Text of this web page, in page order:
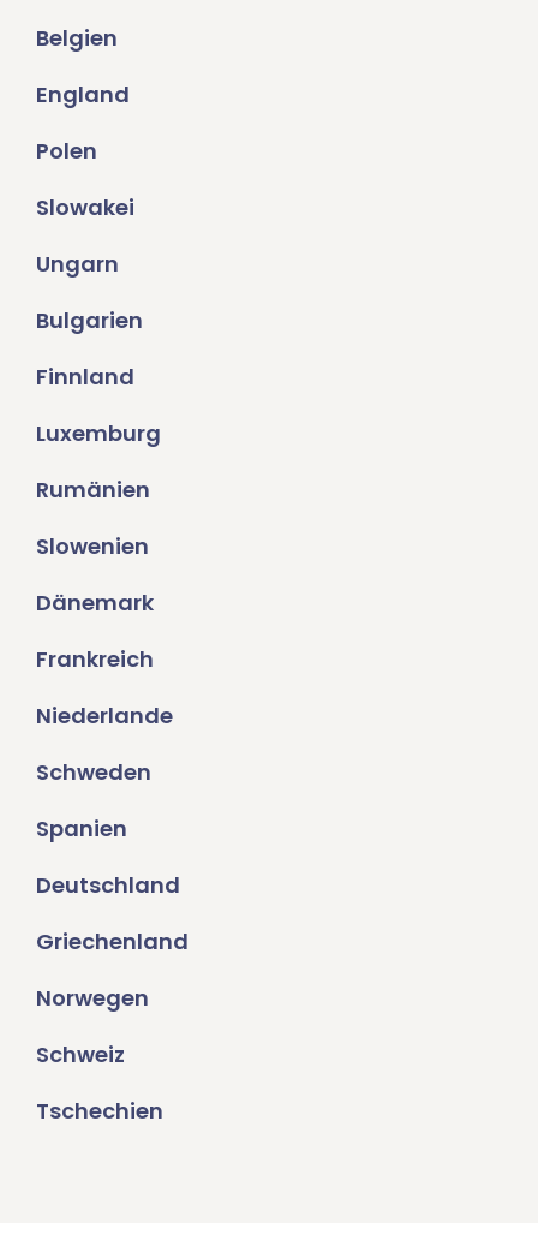
Belgien
England
Polen
Slowakei
Ungarn
Bulgarien
Finnland
Luxemburg
Rumänien
Slowenien
Dänemark
Frankreich
Niederlande
Schweden
Spanien
Deutschland
Griechenland
Norwegen
Schweiz
Tschechien